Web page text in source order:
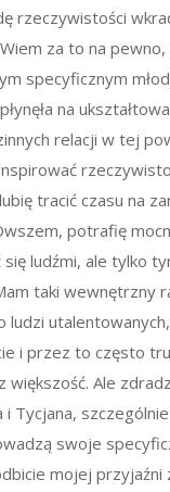
rzeczywistości
za to na
specyficznym
na
relacji w tej
tracić czasu na
potrafię
ludźmi, ale tylko
taki wewnętrzny
ludzi
i przez to często
Ale
Tycjana,
swoje
mojej przyjaźni